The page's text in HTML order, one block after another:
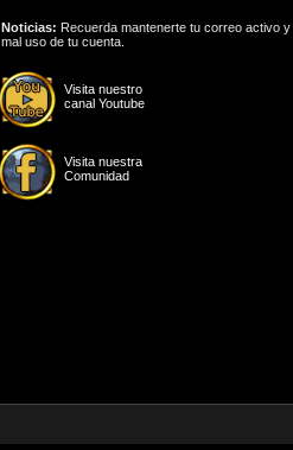
Visita nuestro
canal Youtube
Visita nuestra
Comunidad
Noticias: Recuerda mantenerte tu correo activo
mal uso de tu cuenta.